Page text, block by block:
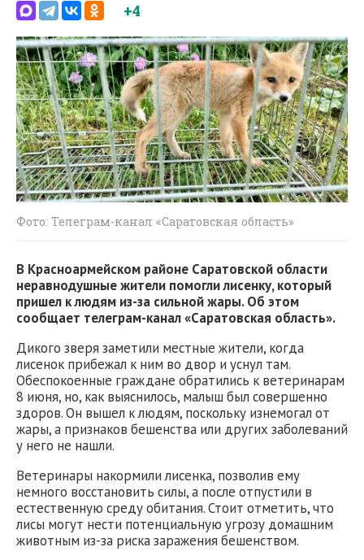
+4
Фото: Телеграм-канал «Саратовская область»
В Красноармейском районе Саратовской области
неравнодушные жители помогли лисенку, который
пришел к людям из-за сильной жары. Об этом
сообщает телеграм-канал «Саратовская область».
Дикого зверя заметили местные жители, когда
лисенок прибежал к ним во двор и уснул там.
Обеспокоенные граждане обратились к ветеринарам
8 июня, но, как выяснилось, малыш был совершенно
здоров. Он вышел к людям, поскольку изнемогал от
жары, а признаков бешенства или других заболеваний
у него не нашли.
Ветеринары накормили лисенка, позволив ему
немного восстановить силы, а после отпустили в
естественную среду обитания. Стоит отметить, что
лисы могут нести потенциальную угрозу домашним
животным из-за риска заражения бешенством.